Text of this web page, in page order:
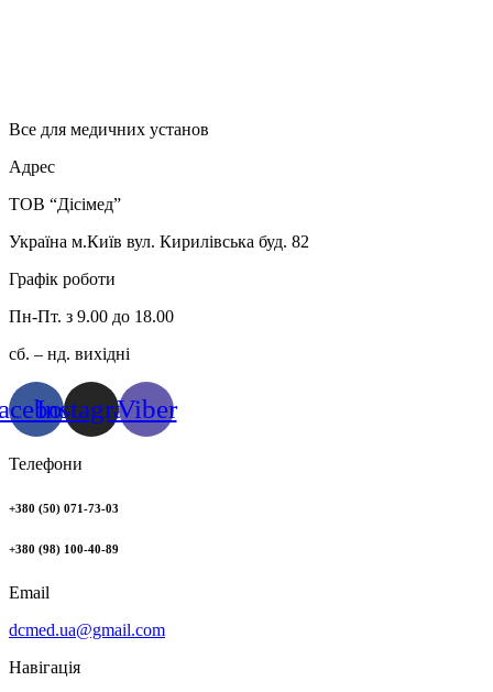
Все для медичних установ
Адрес
ТОВ “Дісімед”
Україна м.Київ вул. Кирилівська буд. 82
Графік роботи
Пн-Пт. з 9.00 до 18.00
сб. – нд. вихідні
InstagramViber
Телефони
+380 (50) 071-73-03
+380 (98) 100-40-89
Email
dcmed.ua@gmail.com
Навігація